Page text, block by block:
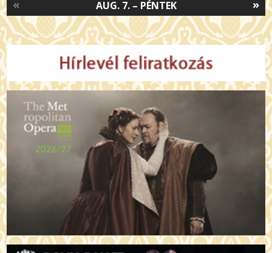
»
AUG. 7. – PÉNTEK
«